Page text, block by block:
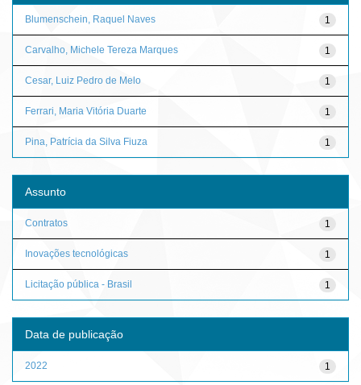
1
Blumenschein, Raquel Naves
1
Carvalho, Michele Tereza Marques
1
Cesar, Luiz Pedro de Melo
1
Ferrari, Maria Vitória Duarte
1
Pina, Patrícia da Silva Fiuza
Assunto
1
Contratos
1
Inovações tecnológicas
1
Licitação pública - Brasil
Data de publicação
1
2022